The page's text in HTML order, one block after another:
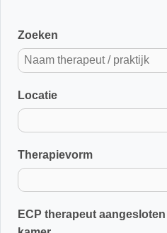
Zoeken
Locatie
Therapievorm
ECP therapeut